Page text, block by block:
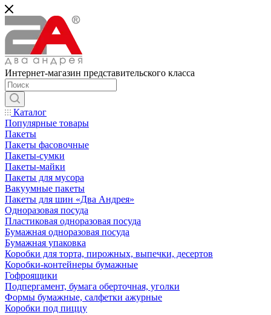
Интернет-магазин представительского класса
Каталог
Популярные товары
Пакеты
Пакеты фасовочные
Пакеты-сумки
Пакеты-майки
Пакеты для мусора
Вакуумные пакеты
Пакеты для шин «Два Андрея»
Одноразовая посуда
Пластиковая одноразовая посуда
Бумажная одноразовая посуда
Бумажная упаковка
Коробки для торта, пирожных, выпечки, десертов
Коробки-контейнеры бумажные
Гофроящики
Подпергамент, бумага оберточная, уголки
Формы бумажные, салфетки ажурные
Коробки под пиццу